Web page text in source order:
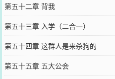
第五十二章 背我
第五十三章 入学（二合一）
第五十四章 这群人是来杀狗的
第五十五章 五大公会